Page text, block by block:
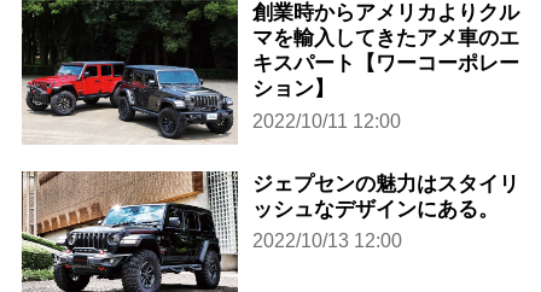
創業時からアメリカよりクル
マを輸入してきたアメ車のエ
キスパート【ワーコーポレー
ション】
2022/10/11 12:00
ジェプセンの魅力はスタイリ
ッシュなデザインにある。
2022/10/13 12:00